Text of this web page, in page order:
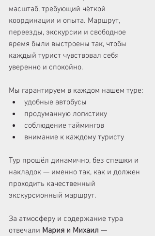
масштаб, требующий чёткой
координации и опыта. Маршрут,
переезды, экскурсии и свободное
время были выстроены так, чтобы
каждый турист чувствовал себя
уверенно и спокойно.
Мы гарантируем в каждом нашем туре:
удобные автобусы
продуманную логистику
соблюдение таймингов
внимание к каждому туристу
Тур прошёл динамично, без спешки и
накладок — именно так, как и должен
проходить качественный
экскурсионный маршрут.
За атмосферу и содержание тура
отвечали Мария и Михаил —